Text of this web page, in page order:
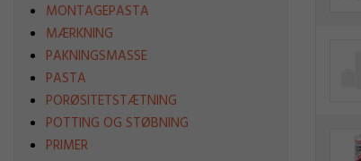
MONTAGEPASTA
MÆRKNING
PAKNINGSMASSE
PASTA
PORØSITETSTÆTNING
POTTING OG STØBNING
PRIMER